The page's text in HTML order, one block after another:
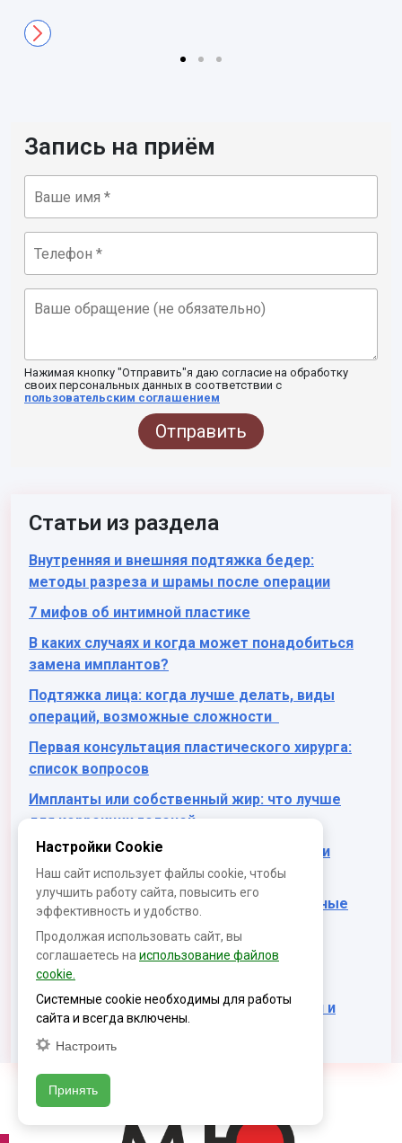
Запись на приём
Нажимая кнопку "Отправить"я даю согласие на обработку
своих персональных данных в соответствии с
пользовательским соглашением
Отправить
Статьи из раздела
Внутренняя и внешняя подтяжка бедер:
методы разреза и шрамы после операции
7 мифов об интимной пластике
В каких случаях и когда может понадобиться
замена имплантов?
Подтяжка лица: когда лучше делать, виды
операций, возможные сложности
Первая консультация пластического хирурга:
список вопросов
Импланты или собственный жир: что лучше
для коррекции голеней
Подтяжка шеи: особенности процедуры и
период реабилитации
Искусство и целесообразность: сочетанные
Виды хирургического лифтинга лица: как
подобрать оптимальный вариант
Носогубные складки: причины появления и
Настройки Cookie
Наш сайт использует файлы cookie, чтобы
улучшить работу сайта, повысить его
эффективность и удобство.
Продолжая использовать сайт, вы
соглашаетесь на использование файлов
cookie.
Системные cookie необходимы для работы
сайта и всегда включены.
Настроить
Принять